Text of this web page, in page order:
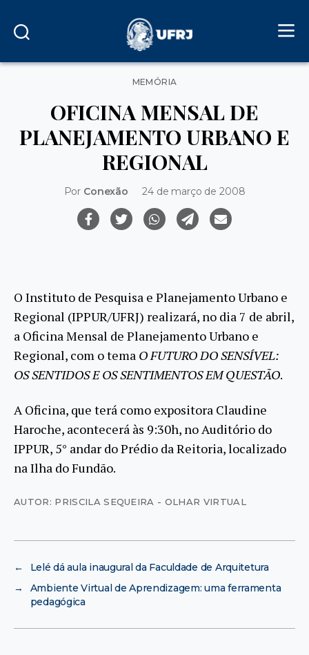
Categorias
MEMÓRIA
OFICINA MENSAL DE
PLANEJAMENTO URBANO E
REGIONAL
Por Conexão 24 de março de 2008
O Instituto de Pesquisa e Planejamento Urbano e
Regional (IPPUR/UFRJ) realizará, no dia 7 de abril,
a Oficina Mensal de Planejamento Urbano e
Regional, com o tema O FUTURO DO SENSÍVEL:
OS SENTIDOS E OS SENTIMENTOS EM QUESTÃO.
A Oficina, que terá como expositora Claudine
Haroche, acontecerá às 9:30h, no Auditório do
IPPUR, 5° andar do Prédio da Reitoria, localizado
na Ilha do Fundão.
AUTOR: PRISCILA SEQUEIRA - OLHAR VIRTUAL
←
Lelé dá aula inaugural da Faculdade de Arquitetura
→
Ambiente Virtual de Aprendizagem: uma ferramenta
pedagógica